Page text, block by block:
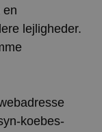
en
lejligheder.
koebes-